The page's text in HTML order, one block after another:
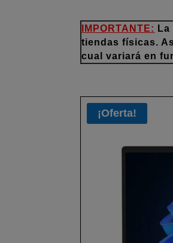
IMPORTANTE:
tiendas físicas.
cual variará en
¡Oferta!